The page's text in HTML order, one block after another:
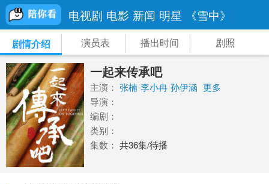
电视剧 电影 新闻 明星 《雪中》
剧情介绍 演员表 播出时间 剧照
一起来传承吧
主演： 张楠 李小冉 孙伊涵 更多
导演：
编剧：
类别：
集数： 共36集/待播